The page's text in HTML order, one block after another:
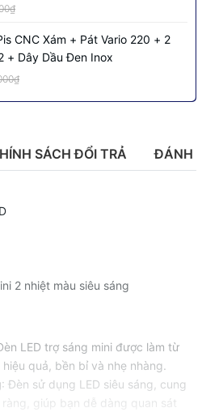
CNC Xám + Pát Vario 220 + 2
+ Dây Dầu Đen Inox
SÁCH ĐỔI TRẢ ĐÁNH
2 nhiệt màu siêu sáng
LED trợ sáng mini được làm từ
quả, bền bỉ và nhẹ nhàng.
: Đèn sử dụng LED siêu sáng, cung
giúp bạn dễ dàng quan sát